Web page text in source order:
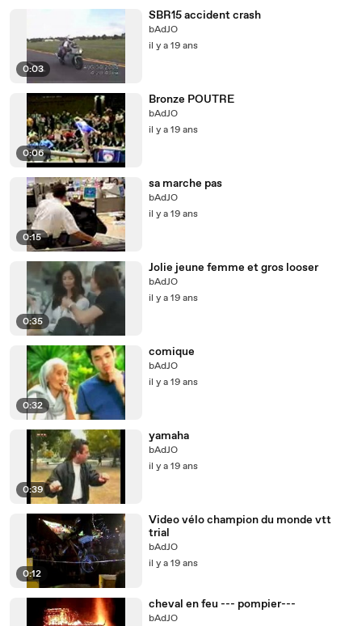
0:03
SBR15 accident crash
bAdJO
il y a 19 ans
0:06
Bronze POUTRE
bAdJO
il y a 19 ans
0:15
sa marche pas
bAdJO
il y a 19 ans
0:35
Jolie jeune femme et gros looser
bAdJO
il y a 19 ans
0:32
comique
bAdJO
il y a 19 ans
0:39
yamaha
bAdJO
il y a 19 ans
0:12
Video vélo champion du monde vtt
trial
bAdJO
il y a 19 ans
cheval en feu --- pompier---
bAdJO